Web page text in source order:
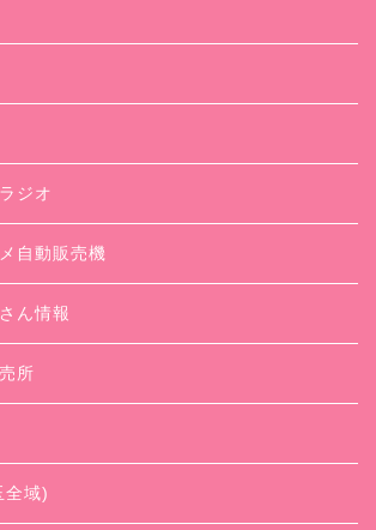
ジオ
自動販売機
ん情報
所
全域)